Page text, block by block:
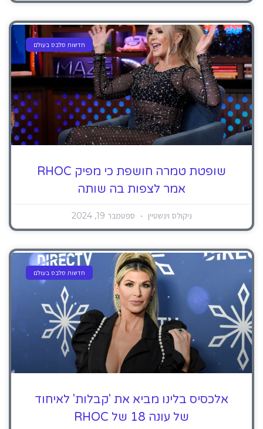
חדשות סלבס בעולם
שופטת טמרה חושפת כי מפיק RHOC
אמר לצפות בה שותה
ניקולס וינשטיין ספטמבר 19, 2024
חדשות סלבס בעולם
אלכסיס בלינו מביא את 'קבלות' לאיחוד
של עונה 18 של RHOC